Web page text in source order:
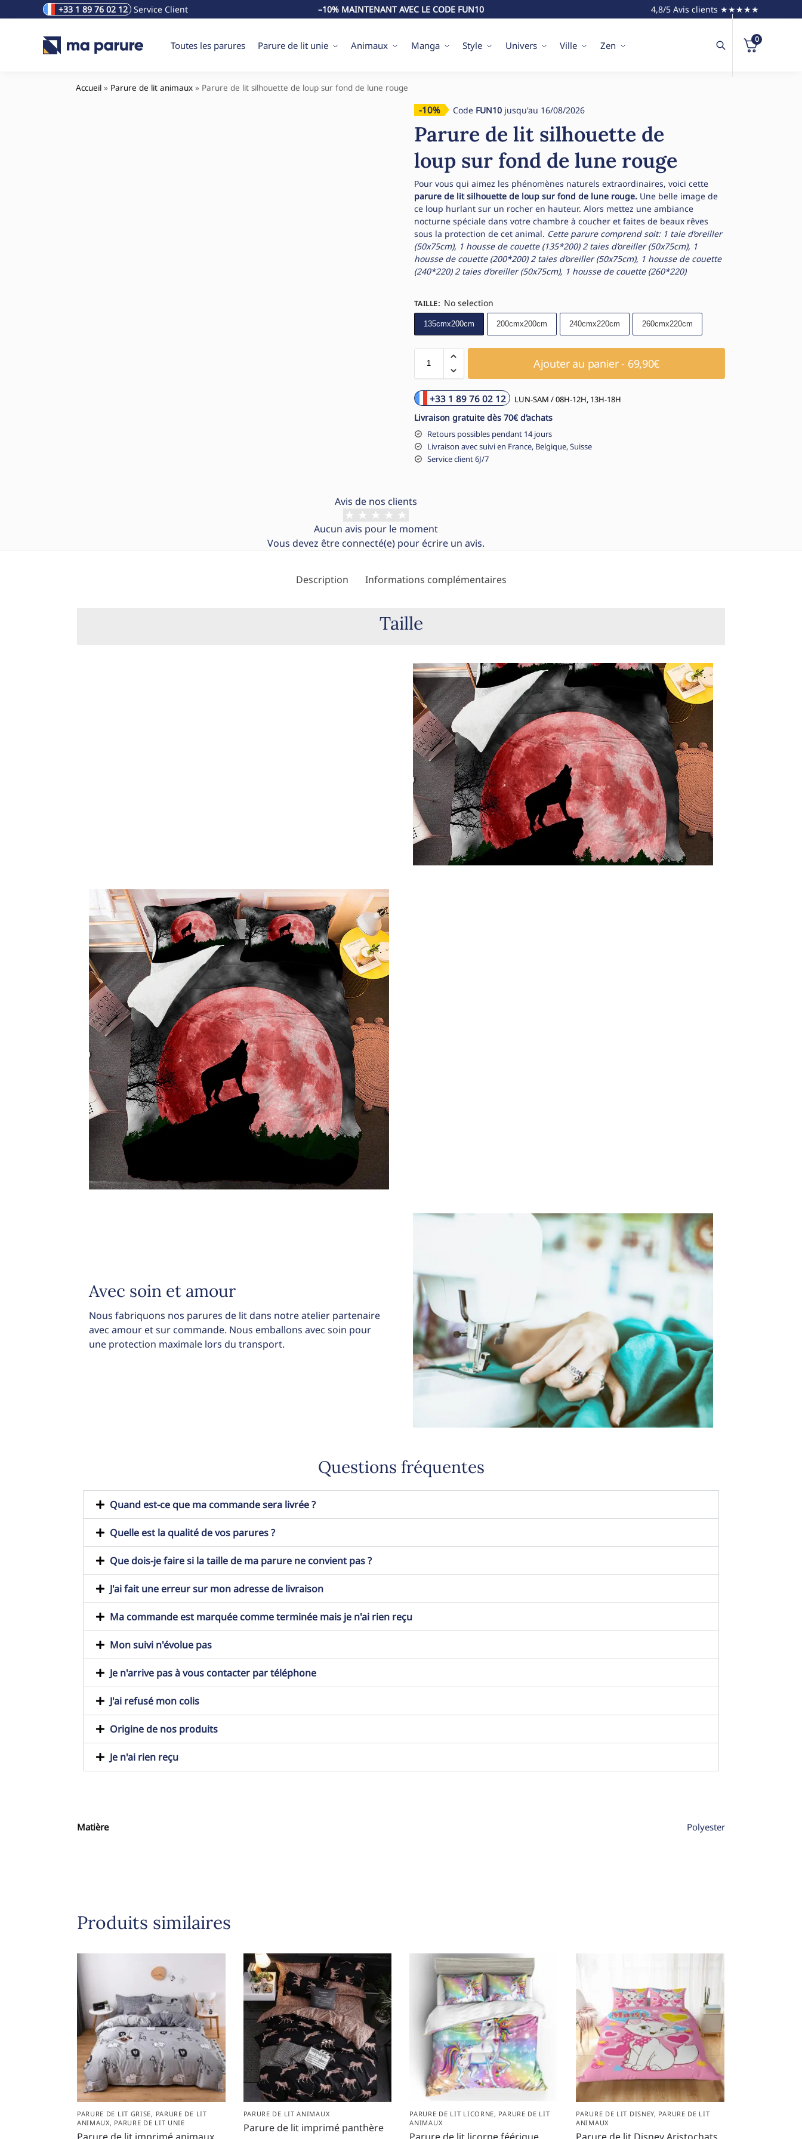
+33 1 89 76 02 12 Service Client –10% MAINTENANT AVEC LE CODE FUN10 4,8/5 Avis clients ★★★★★
Toutes les parures Parure de lit unie Animaux Manga Style Univers Ville Zen
Rechercher un produit
0
Accueil » Parure de lit animaux » Parure de lit silhouette de loup sur fond de lune rouge
-10% Code FUN10jusqu'au 16/08/2026
Parure de lit silhouette de
loup sur fond de lune rouge
Pour vous qui aimez les phénomènes naturels extraordinaires, voici cette
parure de lit silhouette de loup sur fond de lune rouge. Une belle image de
ce loup hurlant sur un rocher en hauteur. Alors mettez une ambiance
nocturne spéciale dans votre chambre à coucher et faites de beaux rêves
sous la protection de cet animal. Cette parure comprend soit: 1 taie d’oreiller
(50x75cm), 1 housse de couette (135*200) 2 taies d’oreiller (50x75cm), 1
housse de couette (200*200) 2 taies d’oreiller (50x75cm), 1 housse de couette
(240*220) 2 taies d’oreiller (50x75cm), 1 housse de couette (260*220)
TAILLE: No selection
135cmx200cm 200cmx200cm 240cmx220cm 260cmx220cm
Ajouter au panier - 69,90€
+33 1 89 76 02 12 LUN-SAM / 08H-12H, 13H-18H
Livraison gratuite dès 70€ d’achats
Retours possibles pendant 14 jours
Livraison avec suivi en France, Belgique, Suisse
Service client 6J/7
Avis de nos clients
Aucun avis pour le moment
Vous devez être connecté(e) pour écrire un avis.
Description Informations complémentaires
Taille
Avec soin et amour
Nous fabriquons nos parures de lit dans notre atelier partenaire
avec amour et sur commande. Nous emballons avec soin pour
une protection maximale lors du transport.
Questions fréquentes
Quand est-ce que ma commande sera livrée ?
Quelle est la qualité de vos parures ?
Que dois-je faire si la taille de ma parure ne convient pas ?
J'ai fait une erreur sur mon adresse de livraison
Ma commande est marquée comme terminée mais je n'ai rien reçu
Mon suivi n'évolue pas
Je n'arrive pas à vous contacter par téléphone
J'ai refusé mon colis
Origine de nos produits
Je n'ai rien reçu
Matière Polyester
Produits similaires
PARURE DE LIT GRISE, PARURE DE LIT
ANIMAUX, PARURE DE LIT UNIE
PARURE DE LIT ANIMAUX
Parure de lit imprimé panthère
PARURE DE LIT LICORNE, PARURE DE LIT
ANIMAUX
PARURE DE LIT DISNEY, PARURE DE LIT
ANIMAUX